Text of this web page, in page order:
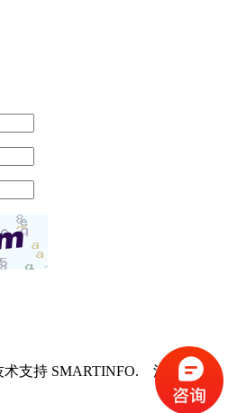
术支持 SMARTINFO. 沪ICP备